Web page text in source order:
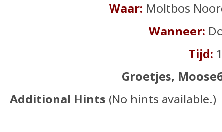
Waar: Moltbos
Wanneer:
Tijd:
Groetjes,
Additional Hints (No hints available.)